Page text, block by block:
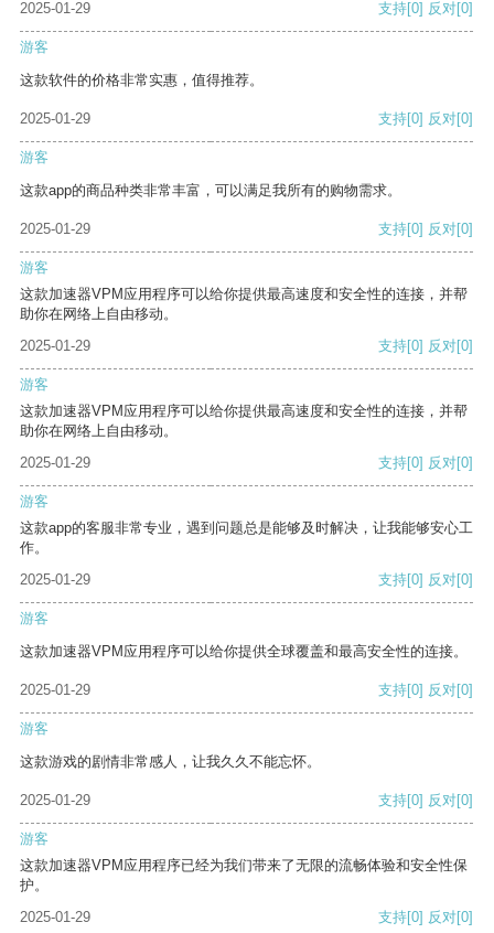
2025-01-29
支持[0] 反对[0]
游客
这款软件的价格非常实惠，值得推荐。
2025-01-29 支持[0] 反对[0]
游客
这款app的商品种类非常丰富，可以满足我所有的购物需求。
2025-01-29 支持[0] 反对[0]
游客
这款加速器VPM应用程序可以给你提供最高速度和安全性的连接，并帮
助你在网络上自由移动。
2025-01-29
支持[0] 反对[0]
游客
这款加速器VPM应用程序可以给你提供最高速度和安全性的连接，并帮
助你在网络上自由移动。
2025-01-29
支持[0] 反对[0]
游客
这款app的客服非常专业，遇到问题总是能够及时解决，让我能够安心工
作。
2025-01-29
支持[0] 反对[0]
游客
这款加速器VPM应用程序可以给你提供全球覆盖和最高安全性的连接。
2025-01-29 支持[0] 反对[0]
游客
这款游戏的剧情非常感人，让我久久不能忘怀。
2025-01-29 支持[0] 反对[0]
游客
这款加速器VPM应用程序已经为我们带来了无限的流畅体验和安全性保
护。
2025-01-29
支持[0] 反对[0]